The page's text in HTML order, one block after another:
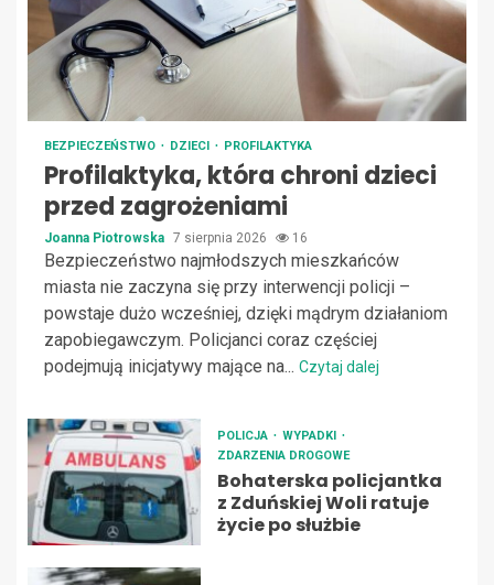
BEZPIECZEŃSTWO DZIECI PROFILAKTYKA
Profilaktyka, która chroni dzieci
przed zagrożeniami
Joanna Piotrowska 7 sierpnia 2026 16
Bezpieczeństwo najmłodszych mieszkańców
miasta nie zaczyna się przy interwencji policji –
powstaje dużo wcześniej, dzięki mądrym działaniom
zapobiegawczym. Policjanci coraz częściej
podejmują inicjatywy mające na... Czytaj dalej
POLICJA
WYPADKI
ZDARZENIA DROGOWE
Bohaterska policjantka
z Zduńskiej Woli ratuje
życie po służbie